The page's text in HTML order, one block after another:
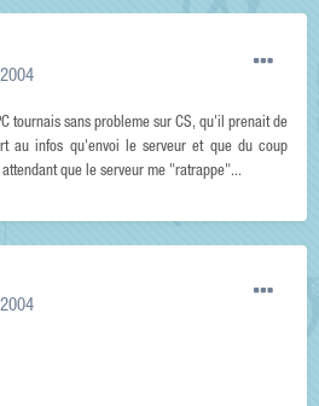
tournais sans probleme sur CS, qu'il prenait de
au infos qu'envoi le serveur et que du coup
que le serveur me "ratrappe"...